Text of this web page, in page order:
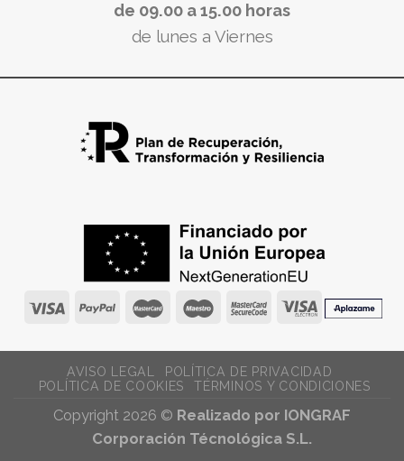
de 09.00 a 15.00 horas
de lunes a Viernes
AVISO LEGAL
POLÍTICA DE PRIVACIDAD
POLÍTICA DE COOKIES
TÉRMINOS Y CONDICIONES
Copyright 2026 © Realizado por IONGRAF
Corporación Técnológica S.L.